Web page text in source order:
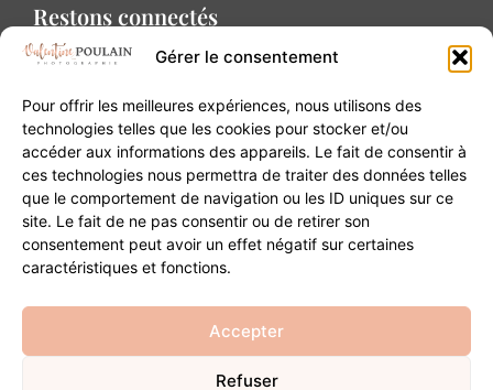
Gérer le consentement
Pour offrir les meilleures expériences, nous utilisons des
technologies telles que les cookies pour stocker et/ou
accéder aux informations des appareils. Le fait de consentir à
ces technologies nous permettra de traiter des données telles
que le comportement de navigation ou les ID uniques sur ce
site. Le fait de ne pas consentir ou de retirer son
consentement peut avoir un effet négatif sur certaines
caractéristiques et fonctions.
Accepter
Refuser
Restons connectés
Contact
20B Grand Rue 68180 Horbourg-Wihr
06 84 93 03 01
contact@valentinepoulain.com